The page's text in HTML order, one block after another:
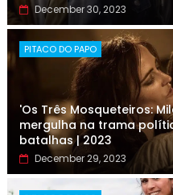
December 30, 2023
PITACO DO PAPO
'Os Três Mosqueteiros:
mergulha na trama
batalhas | 2023
December 29, 2023